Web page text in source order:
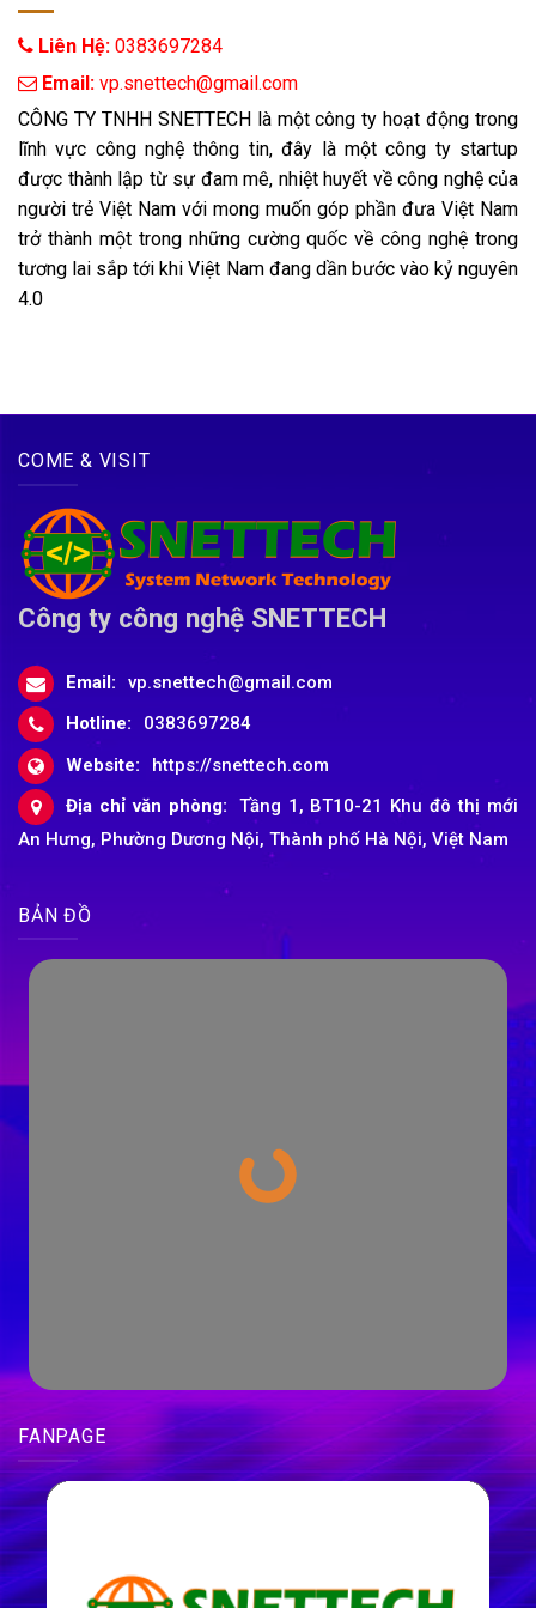
Liên Hệ: 0383697284
Email: vp.snettech@gmail.com
CÔNG TY TNHH SNETTECH là một công ty hoạt động trong
lĩnh vực công nghệ thông tin, đây là một công ty startup
được thành lập từ sự đam mê, nhiệt huyết về công nghệ của
người trẻ Việt Nam với mong muốn góp phần đưa Việt Nam
trở thành một trong những cường quốc về công nghệ trong
tương lai sắp tới khi Việt Nam đang dần bước vào kỷ nguyên
4.0
COME & VISIT
Công ty công nghệ SNETTECH
Email:
vp.snettech@gmail.com
Hotline:
0383697284
Website:
https://snettech.com
Địa chỉ văn phòng:
Tầng 1, BT10-21 Khu đô thị mới
An Hưng, Phường Dương Nội, Thành phố Hà Nội, Việt Nam
BẢN ĐỒ
FANPAGE